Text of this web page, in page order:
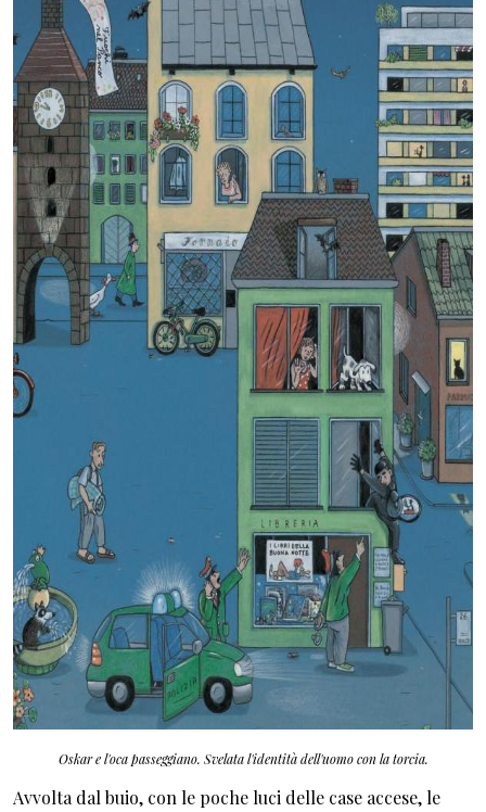
Oskar e l'oca passeggiano. Svelata l'identità dell'uomo con la torcia.
Avvolta dal buio, con le poche luci delle case accese, le